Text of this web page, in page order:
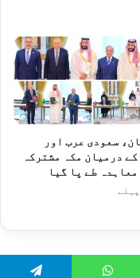
سعودی عرب اور
درمیان مکہ مشترکہ
طے پا گیا